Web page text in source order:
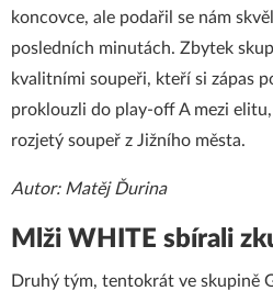
koncovce, ale podařil se nám
posledních minutách. Zbytek
kvalitními soupeři, kteří si zápas
proklouzli do play-off A mezi
rozjetý soupeř z Jižního města.
Autor: Matěj Ďurina
Mlži WHITE sbírali
Druhý tým, tentokrát ve skupině